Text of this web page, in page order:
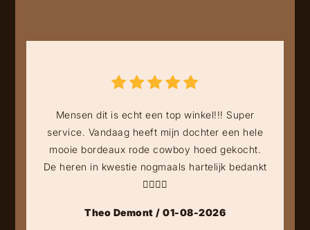
Mensen dit is echt een top winkel!!! Super
service. Vandaag heeft mijn dochter een hele
mooie bordeaux rode cowboy hoed gekocht.
De heren in kwestie nogmaals hartelijk bedankt
👍🏻👍🏻
Theo Demont / 01-08-2026